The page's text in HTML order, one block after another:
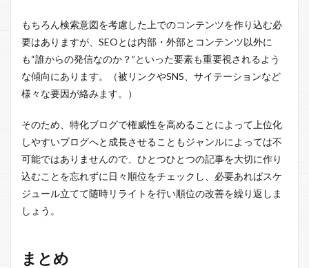
もちろん検索意図を考慮した上でのコンテンツを作り込む必
要はありますが、SEOとは内部・外部とコンテンツ以外に
も“誰からの発信なのか？”といった要素も重要視されるよう
な傾向にあります。（被リンクやSNS、サイテーションなど
様々な要因が絡みます。）
そのため、特化ブログで権威性を高めることによって上位化
しやすいブログへと成長させることもジャンルによっては不
可能ではありませんので、ひとつひとつの記事を大切に作り
込むことを忘れずに日々順位をチェックし、必要あればスケ
ジュール立てて随時リライトを行い順位の改善を繰り返しま
しょう。
まとめ